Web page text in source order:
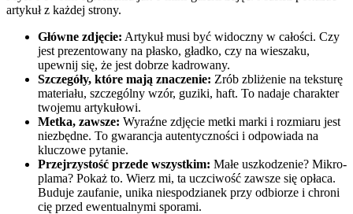
artykuł z każdej strony.
Główne zdjęcie: Artykuł musi być widoczny w całości. Czy
jest prezentowany na płasko, gładko, czy na wieszaku,
upewnij się, że jest dobrze kadrowany.
Szczegóły, które mają znaczenie: Zrób zbliżenie na teksturę
materiału, szczególny wzór, guziki, haft. To nadaje charakter
twojemu artykułowi.
Metka, zawsze: Wyraźne zdjęcie metki marki i rozmiaru jest
niezbędne. To gwarancja autentyczności i odpowiada na
kluczowe pytanie.
Przejrzystość przede wszystkim: Małe uszkodzenie? Mikro-
plama? Pokaż to. Wierz mi, ta uczciwość zawsze się opłaca.
Buduje zaufanie, unika niespodzianek przy odbiorze i chroni
cię przed ewentualnymi sporami.